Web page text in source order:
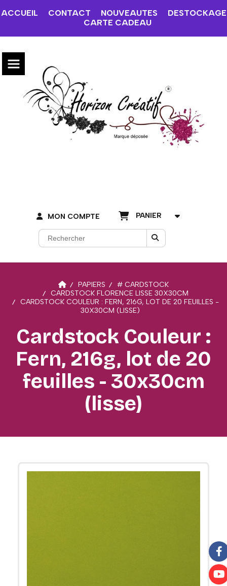
ACCUEIL CONTACT NOUVEAUTES
DESTOCKAGE
CARTE CADEAU
MON COMPTE PANIER
PAPIERS
# CARDSTOCK
CARDSTOCK FLORENCE LISSE 30X30CM
CARDSTOCK COULEUR : FERN, 216G, LOT DE 20 FEUILLES -
30X30CM (LISSE)
Cardstock Couleur :
Fern, 216g, lot de 20
feuilles - 30x30cm
(lisse)